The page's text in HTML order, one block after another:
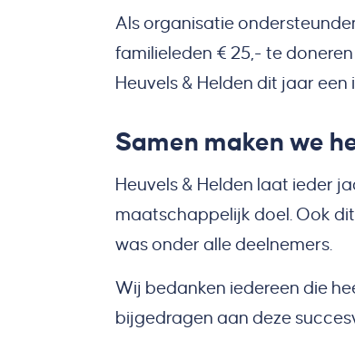
Als organisatie
familieleden € 25,- te
Heuvels & Helden dit jaar
Samen maken we
Heuvels & Helden laat ieder
maatschappelijk doel. Ook
was onder alle deelnemers.
Wij bedanken iedereen die
bijgedragen aan deze